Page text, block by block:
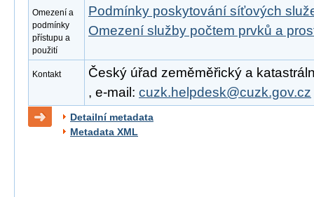
Omezení a
podmínky
přístupu a
použití
Podmínky poskytování síťových
Omezení služby počtem prvků a
Kontakt
Český úřad zeměměřický a
, e-mail: cuzk.helpdesk@cuzk.gov.cz
Detailní metadata
Metadata XML